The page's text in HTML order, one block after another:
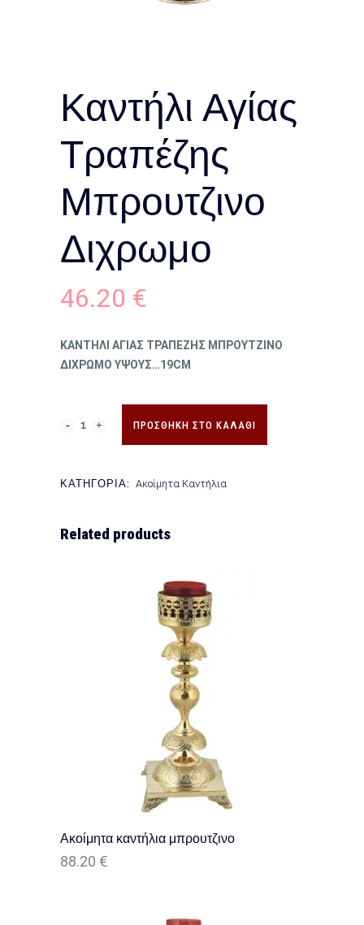
Καντήλι Αγίας
Τραπέζης
Μπρουτζινο
Διχρωμο
46.20 €
ΚΑΝΤΗΛΙ ΑΓΙΑΣ ΤΡΑΠΕΖΗΣ ΜΠΡΟΥΤΖΙΝΟ
ΔΙΧΡΩΜΟ ΥΨΟΥΣ…19CM
ΠΡΟΣΘΉΚΗ ΣΤΟ ΚΑΛΆΘΙ
ΚΑΤΗΓΟΡΊΑ: Ακοίμητα Καντήλια
Related products
Ακοίμητα καντήλια μπρουτζινο
88.20 €